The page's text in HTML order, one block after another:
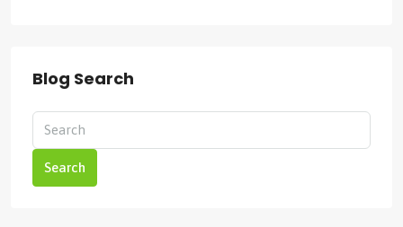
Blog Search
Search